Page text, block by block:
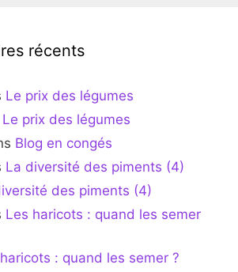
récents
Le prix des légumes
Le prix des légumes
Blog en congés
La diversité des piments (4)
des piments (4)
Les haricots : quand les semer
: quand les semer ?